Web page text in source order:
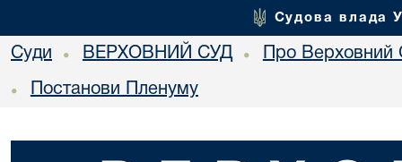
Судова влада
Суди • ВЕРХОВНИЙ СУД • Про Верховний
• Постанови Пленуму